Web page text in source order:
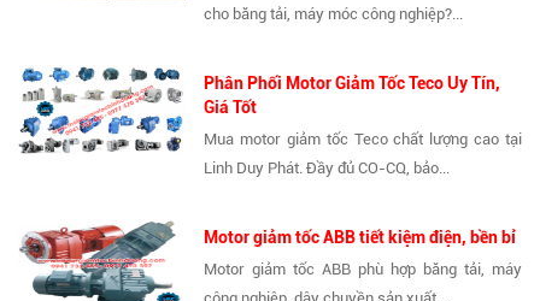
cho băng tải, máy móc công nghiệp?...
Phân Phối Motor Giảm Tốc Teco Uy Tín,
Giá Tốt
Mua motor giảm tốc Teco chất lượng cao tại
Linh Duy Phát. Đầy đủ CO-CQ, bảo...
Motor giảm tốc ABB tiết kiệm điện, bền bỉ
Motor giảm tốc ABB phù hợp băng tải, máy